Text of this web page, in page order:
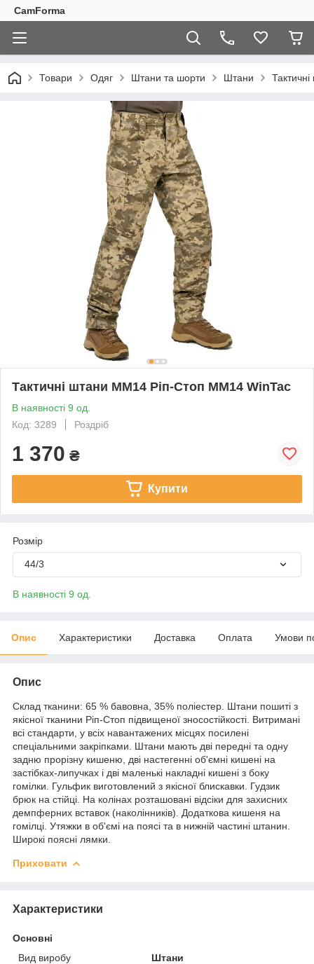
CamForma
Товари Одяг Штани та шорти Штани
Тактичні штани ММ14 Ріп-Стоп ММ14 WinTac
В наявності 9 од.
Код: 3289
Роздріб
1 370 ₴
Купити
Розмір
44/3
В наявності 9 од.
Опис Характеристики Доставка Оплата Умови
Опис
Склад тканини: 65 % бавовна, 35% поліестер. Штани пошиті з
якісної тканини Ріп-Стоп підвищеної зносостійкості. Витримані
всі стандарти, у всіх навантажених місцях посилені
спеціальними закріпками. Штани мають дві передні та одну
задню прорізну кишеню, дві настегенні об'ємні кишені на
застібках-липучках і дві маленькі накладні кишені з боку
гомілки. Гульфик виготовлений з якісної блискавки. Гудзик
брюк на стійці. На колінах розташовані відсіки для захисних
демпферних вставок (наколінників). Додаткова кишеня на
гомілці. Утяжки в об'ємі на поясі та в нижній частині штанин.
Широкі поясні лямки.
Приховати
Характеристики
Основні
Вид виробу
Штани